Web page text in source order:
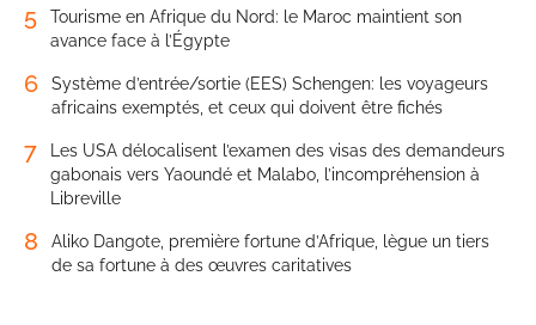
5
Tourisme en Afrique du Nord: le Maroc maintient son
avance face à l’Égypte
6
Système d’entrée/sortie (EES) Schengen: les voyageurs
africains exemptés, et ceux qui doivent être fichés
7
Les USA délocalisent l’examen des visas des demandeurs
gabonais vers Yaoundé et Malabo, l’incompréhension à
Libreville
8
Aliko Dangote, première fortune d’Afrique, lègue un tiers
de sa fortune à des œuvres caritatives